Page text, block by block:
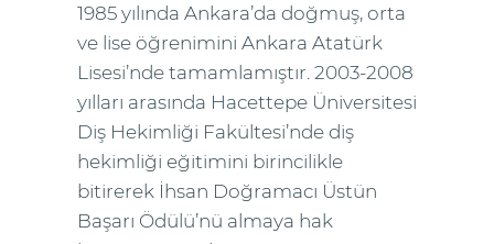
1985 yılında Ankara’da doğmuş, orta
ve lise öğrenimini Ankara Atatürk
Lisesi’nde tamamlamıştır. 2003-2008
yılları arasında Hacettepe Üniversitesi
Diş Hekimliği Fakültesi’nde diş
hekimliği eğitimini birincilikle
bitirerek İhsan Doğramacı Üstün
Başarı Ödülü’nü almaya hak